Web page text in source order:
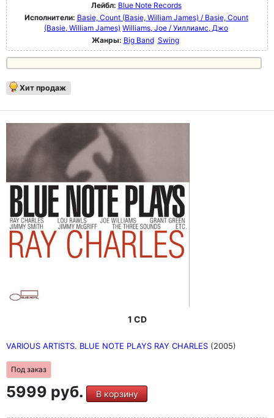
Лейбл: Blue Note Records
Исполнители: Basie, Count (Basie, William James) / Basie, Count
(Basie, William James) Williams, Joe / Уиллиамс, Джо
Жанры: Big Band Swing
Хит продаж
1 CD
VARIOUS ARTISTS. BLUE NOTE PLAYS RAY CHARLES (2005)
Под заказ
5999 руб. В корзину